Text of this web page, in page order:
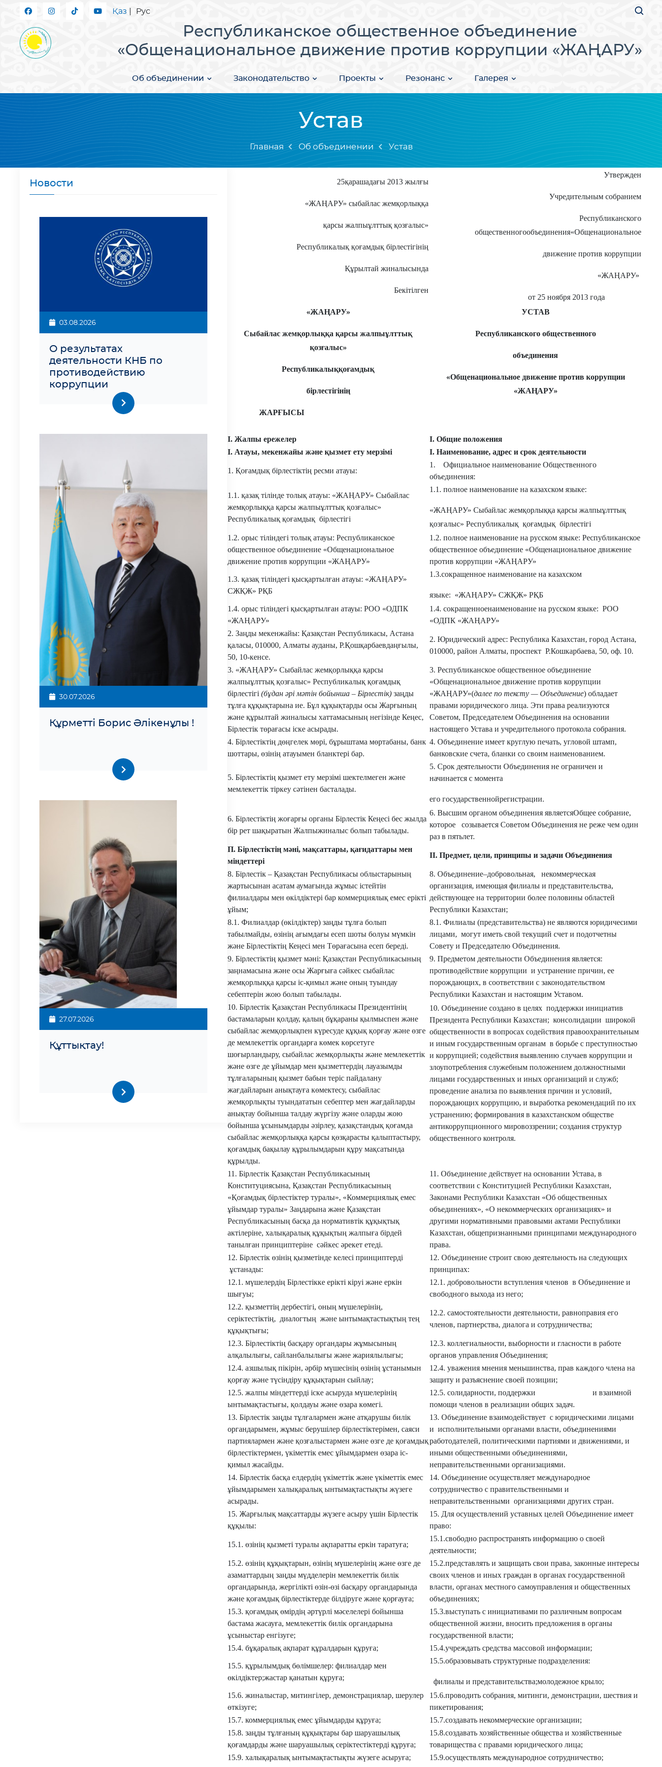
Қаз Рус
Республиканское общественное объединение
«Общенациональное движение против коррупции «ЖАҢАРУ»
Об объединении Законодательство Проекты Резонанс Галерея
Устав
Главная Об объединении Устав
Новости
03.08.2026
О результатах
деятельности КНБ по
противодействию
коррупции
30.07.2026
Құрметті Борис Әлікенұлы !
27.07.2026
Құттықтау!
25қарашадағы 2013 жылғы
«ЖАҢАРУ» сыбайлас жемқорлыққа
қарсы жалпыұлттық қозғалыс»
Республикалық қоғамдық бірлестігінің
Құрылтай жиналысында
Бекітілген
Утвержден
Учредительным собранием
Республиканского
общественногообъединения«Общенациональное
движение против коррупции
«ЖАҢАРУ»
от 25 ноября 2013 года
«ЖАҢАРУ»
Сыбайлас жемқорлыққа қарсы жалпыұлттық
қозғалыс»
Республикалыққоғамдық
бiрлестiгiнің
ЖАРҒЫСЫ
УСТАВ
Республиканского общественного
объединения
«Общенациональное движение против коррупции
«ЖАҢАРУ»
І. Жалпы ережелер
І. Общие положения
I. Атауы, мекенжайы және қызмет ету мерзімі I. Наименование, адрес и срок деятельности
1. Қоғамдық бірлестіктің ресми атауы:
1. Официальное наименование Общественного
объединения:
1.1. қазақ тілінде толық атауы: «ЖАҢАРУ» Сыбайлас
жемқорлыққа қарсы жалпыұлттық қозғалыс»
Республикалық қоғамдық бiрлестiгi
1.1. полное наименование на казахском языке:
«ЖАҢАРУ» Сыбайлас жемқорлыққа қарсы жалпыұлттық
қозғалыс» Республикалық қоғамдық бiрлестiгi
1.2. орыс тіліндегі толық атауы: Республиканское
общественное объединение «Общенациональное
движение против коррупции «ЖАҢАРУ»
1.2. полное наименование на русском языке: Республиканское
общественное объединение «Общенациональное движение
против коррупции «ЖАҢАРУ»
1.3. қазақ тіліндегі қысқартылған атауы: «ЖАҢАРУ»
СЖҚЖ» РҚБ
1.3.сокращенное наименование на казахском
языке: «ЖАҢАРУ» СЖҚЖ» РҚБ
1.4. орыс тіліндегі қысқартылған атауы: РОО «ОДПК
«ЖАҢАРУ»
1.4. сокращенноенаименование на русском языке: РОО
«ОДПК «ЖАҢАРУ»
2. Заңды мекенжайы: Қазақстан Республикасы, Астана
қаласы, 010000, Алматы ауданы, Р.Қошқарбаевдаңғылы,
50, 10-кенсе.
2. Юридический адрес: Республика Казахстан, город Астана,
010000, район Алматы, проспект Р.Кошкарбаева, 50, оф. 10.
3. «ЖАҢАРУ» Сыбайлас жемқорлыққа қарсы
жалпыұлттық қозғалыс» Республикалық қоғамдық
бірлестігі(бұдан әрі мәтін бойынша – Бірлестік)заңды
тұлға құқықтарына ие. Бұл құқықтарды осы Жарғының
және құрылтай жиналысы хаттамасының негізінде Кеңес,
Бірлестік төрағасы іске асырады.
3. Республиканское общественное объединение
«Общенациональное движение против коррупции
«ЖАҢАРУ»(далее по тексту — Объединение) обладает
правами юридического лица. Эти права реализуются
Советом, Председателем Объединения на основании
настоящего Устава и учредительного протокола собрания.
4. Бірлестіктің дөңгелек мөрі, бұрыштама мөртабаны, банк
шоттары, өзінің атауымен бланктері бар.
4. Объединение имеет круглую печать, угловой штамп,
банковские счета, бланки со своим наименованием.
5. Бірлестіктің қызмет ету мерзімі шектелмеген және
мемлекеттік тіркеу сәтінен басталады.
5. Срок деятельности Объединения не ограничен и
начинается с момента
его государственнойрегистрации.
6. Бірлестіктің жоғарғы органы Бірлестік Кеңесі бес жылда
бір рет шақыратын Жалпыжиналыс болып табылады.
6. Высшим органом объединения являетсяОбщее собрание,
которое созывается Советом Объединения не реже чем один
раз в пятьлет.
П. Бірлестіктің мәні, мақсаттары, қағидаттары мен
міндеттері
II. Предмет, цели, принципы и задачи Объединения
8. Бірлестік – Қазақстан Республикасы облыстарының
жартысынан асатам аумағында жұмыс істейтін
филиалдары мен өкілдіктері бар коммерциялық емес ерікті
ұйым;
8. Объединение–добровольная, некоммерческая
организация, имеющая филиалы и представительства,
действующее на территории более половины областей
Республики Казахстан;
8.1. Филиалдар (өкілдіктер) заңды тұлға болып
табылмайды, өзінің ағымдағы есеп шоты болуы мүмкін
және Бірлестіктің Кеңесі мен Төрағасына есеп береді.
8.1. Филиалы (представительства) не являются юридичесими
лицами, могут иметь свой текущий счет и подотчетны
Совету и Председателю Объединения.
9. Бірлестіктің қызмет мәні: Қазақстан Республикасының
заңнамасына және осы Жарғыға сәйкес сыбайлас
жемқорлыққа қарсы іс-қимыл және оның туындау
себептерін жою болып табылады.
9. Предметом деятельности Объединения является:
противодействие коррупции и устранение причин, ее
порождающих, в соответствии с законодательством
Республики Казахстан и настоящим Уставом.
10. Бірлестік Қазақстан Республикасы Президентінің
бастамаларын қолдау, қалың бұқараны қылмыспен және
сыбайлас жемқорлықпен күресуде құқық қорғау және өзге
де мемлекеттік органдарға көмек көрсетуге
шоғырландыру, сыбайлас жемқорлықты және мемлекеттік
және өзге де ұйымдар мен қызметтердің лауазымды
тұлғаларының қызмет бабын теріс пайдалану
жағдайларын анықтауға көмектесу, сыбайлас
жемқорлықты туындататын себептер мен жағдайларды
анықтау бойынша талдау жүргізу және оларды жою
бойынша ұсынымдарды әзірлеу, қазақстандық қоғамда
сыбайлас жемқорлыққа қарсы қөзқарасты қалыптастыру,
қоғамдық бақылау құрылымдарын құру мақсатында
құрылды.
10. Объединение создано в целях поддержки инициатив
Президента Республики Казахстан; консолидации широкой
общественности в вопросах содействия правоохранительным
и иным государственным органам в борьбе с преступностью
и коррупцией; содействия выявлению случаев коррупции и
злоупотребления служебным положением должностными
лицами государственных и иных организаций и служб;
проведение анализа по выявления причин и условий,
порождающих коррупцию, и выработка рекомендаций по их
устранению; формирования в казахстанском обществе
антикоррупционного мировоззрении; создания структур
общественного контроля.
11. Бірлестік Қазақстан Республикасының
Конституциясына, Қазақстан Республикасының
«Қоғамдық бірлестіктер туралы», «Коммерциялық емес
ұйымдар туралы» Заңдарына және Қазақстан
Республикасының басқа да нормативтік құқықтық
актілеріне, халықаралық құқықтың жалпыға бірдей
танылған принциптеріне сәйкес әрекет етеді.
11. Объединение действует на основании Устава, в
соответствии с Конституцией Республики Казахстан,
Законами Республики Казахстан «Об общественных
объединениях», «О некоммерческих организациях» и
другими нормативными правовыми актами Республики
Казахстан, общепризнанными принципами международного
права.
12. Бірлестік өзінің қызметінде келесі принциптерді
ұстанады:
12. Объединение строит свою деятельность на следующих
принципах:
12.1. мүшелердің Бірлестікке ерікті кіруі және еркін
шығуы;
12.1. добровольности вступления членов в Объединение и
свободного выхода из него;
12.2. қызметтің дербестігі, оның мүшелерінің,
серіктестіктің, диалогтың және ынтымақтастықтың тең
құқықтығы;
12.2. самостоятельности деятельности, равноправия его
членов, партнерства, диалога и сотрудничества;
12.3. Бірлестіктің басқару органдары жұмысының
алқалылығы, сайланбалылығы және жариялылығы;
12.3. коллегиальности, выборности и гласности в работе
органов управления Объединения;
12.4. азшылық пікірін, әрбір мүшесінің өзінің ұстанымын
қорғау және түсіндіру құқықтарын сыйлау;
12.4. уважения мнения меньшинства, прав каждого члена на
защиту и разъяснение своей позиции;
12.5. жалпы міндеттерді іске асыруда мүшелерінің
ынтымақтастығы, қолдауы және өзара көмегі.
12.5. солидарности, поддержки и взаимной
помощи членов в реализации общих задач.
13. Бірлестік заңды тұлғалармен және атқарушы билік
органдарымен, жұмыс берушілер бірлестіктерімен, саяси
партиялармен және қозғалыстармен және өзге де қоғамдық
бірлестіктермен, үкіметтік емес ұйымдармен өзара іс-
қимыл жасайды.
13. Объединение взаимодействует с юридическими лицами
и исполнительными органами власти, объединениями
работодателей, политическими партиями и движениями, и
иными общественными объединениями,
неправительственными организациями.
14. Бірлестік басқа елдердің үкіметтік және үкіметтік емес
ұйымдарымен халықаралық ынтымақтастықты жүзеге
асырады.
14. Объединение осуществляет международное
сотрудничество с правительственными и
неправительственными организациями других стран.
15. Жарғылық мақсаттарды жүзеге асыру үшін Бірлестік
құқылы:
15. Для осуществлений уставных целей Объединение имеет
право:
15.1. өзінің қызметі туралы ақпаратты еркін таратуға;
15.1.свободно распространять информацию о своей
деятельности;
15.2. өзінің құқықтарын, өзінің мүшелерінің және өзге де
азаматтардың заңды мүдделерін мемлекеттік билік
органдарында, жергілікті өзін-өзі басқару органдарында
және қоғамдық бірлестіктерде білдіруге және қорғауға;
15.2.представлять и защищать свои права, законные интересы
своих членов и иных граждан в органах государственной
власти, органах местного самоуправления и общественных
объединениях;
15.3. қоғамдық өмірдің әртүрлі мәселелері бойынша
бастама жасауға, мемлекеттік билік органдарына
ұсыныстар енгізуге;
15.3.выступать с инициативами по различным вопросам
общественной жизни, вносить предложения в органы
государственной власти;
15.4. бұқаралық ақпарат құралдарын құруға;
15.4.учреждать средства массовой информации;
15.5. құрылымдық бөлімшелер: филиалдар мен
өкілдіктер;жастар қанатын құруға;
15.5.образовывать структурные подразделения:
филиалы и представительства;молодежное крыло;
15.6. жиналыстар, митингілер, демонстрациялар, шерулер
өткізуге;
15.6.проводить собрания, митинги, демонстрации, шествия и
пикетирования;
15.7. коммерциялық емес ұйымдарды құруға;
15.7.создавать некоммерческие организации;
15.8. заңды тұлғаның құқықтары бар шаруашылық
қоғамдарды және шаруашылық серіктестіктерді құруға;
15.8.создавать хозяйственные общества и хозяйственные
товарищества с правами юридического лица;
15.9. халықаралық ынтымақтастықты жүзеге асыруға;
15.9.осуществлять международное сотрудничество;